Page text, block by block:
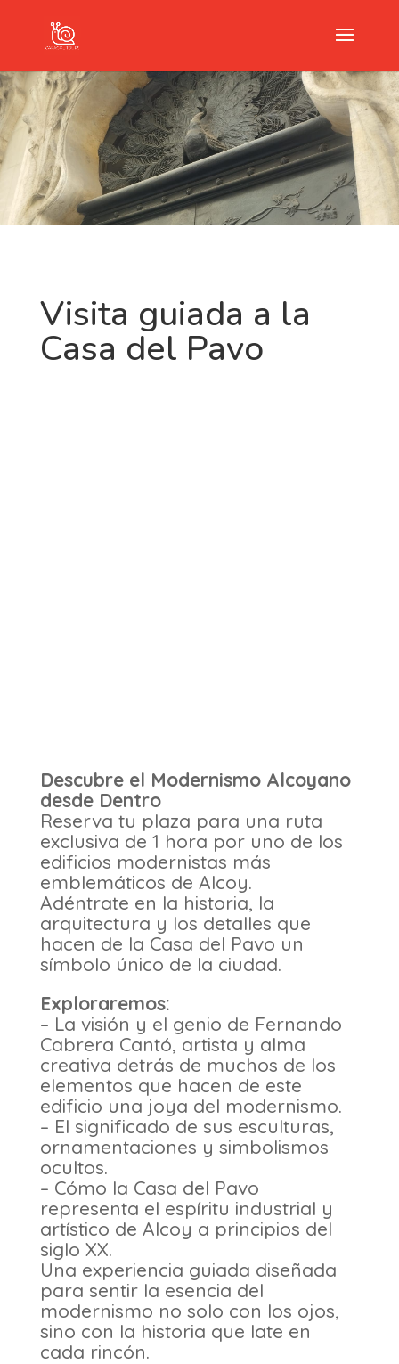
Visita guiada a la
Casa del Pavo
Descubre el Modernismo Alcoyano
desde Dentro
Reserva tu plaza para una ruta
exclusiva de 1 hora por uno de los
edificios modernistas más
emblemáticos de Alcoy.
Adéntrate en la historia, la
arquitectura y los detalles que
hacen de la Casa del Pavo un
símbolo único de la ciudad.
Exploraremos:
– La visión y el genio de Fernando
Cabrera Cantó, artista y alma
creativa detrás de muchos de los
elementos que hacen de este
edificio una joya del modernismo.
– El significado de sus esculturas,
ornamentaciones y simbolismos
ocultos.
– Cómo la Casa del Pavo
representa el espíritu industrial y
artístico de Alcoy a principios del
siglo XX.
Una experiencia guiada diseñada
para sentir la esencia del
modernismo no solo con los ojos,
sino con la historia que late en
cada rincón.